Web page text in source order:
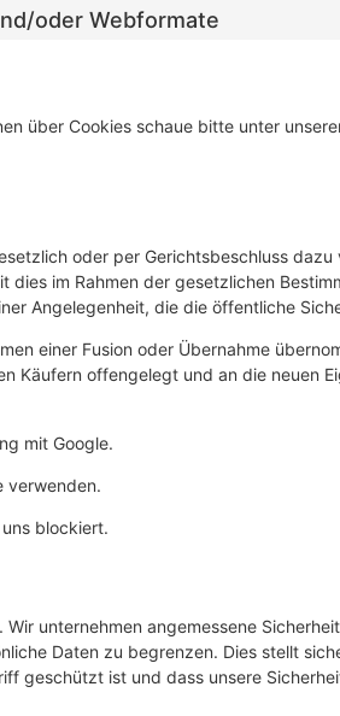
oder Webformate
über Cookies schaue bitte unter
oder per Gerichtsbeschluss
im Rahmen der gesetzlichen
Angelegenheit, die die öffentliche
einer Fusion oder Übernahme
Käufern offengelegt und an die neuen
mit Google.
verwenden.
blockiert.
unternehmen angemessene
Daten zu begrenzen. Dies stellt
geschützt ist und dass unsere